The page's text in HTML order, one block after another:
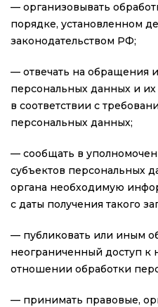
— организовывать
порядке, установленном
законодательством РФ;
— отвечать на обращения
персональных данных и
в соответствии с
персональных данных;
— сообщать в
субъектов персональных
органа необходимую
с даты получения такого
— публиковать или иным
неограниченный доступ к
отношении обработки
— принимать правовые,